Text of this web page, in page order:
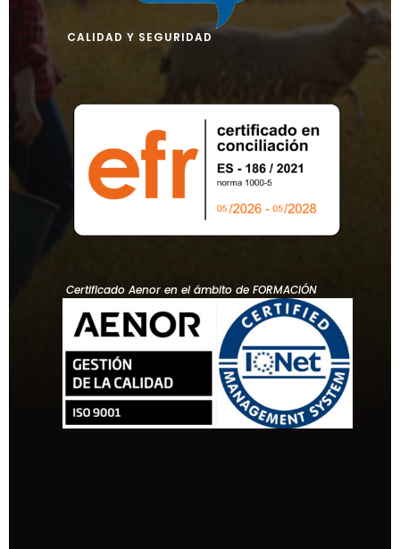
CALIDAD Y SEGURIDAD
Certificado Aenor en el ámbito de FORMACIÓN